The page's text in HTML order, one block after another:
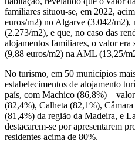
familiares situou-se, em 2022,
euros/m2) no Algarve (3.042/
(2.273/m2), e que, no caso das
alojamentos familiares, o valor era
(9,88 euros/m2) na AML (13,25/
No turismo, em 50 municípios
estabelecimentos de alojamento
país, com Machico (86,8%) –
(82,4%), Calheta (82,1%),
(81,4%) da região da Madeira, e
destacarem-se por apresentarem
residentes acima de 80%.